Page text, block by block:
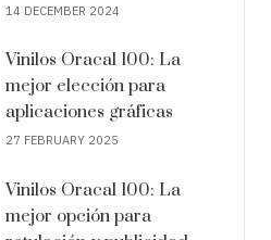
14 DECEMBER 2024
Vinilos Oracal 100: La
mejor elección para
aplicaciones gráficas
27 FEBRUARY 2025
Vinilos Oracal 100: La
mejor opción para